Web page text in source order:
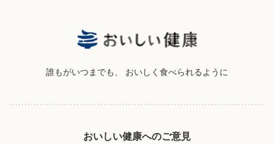
誰もがいつまでも、 おいしく食べられるように
おいしい健康へのご意見